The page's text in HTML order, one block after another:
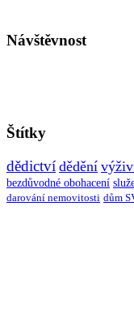
Návštěvnost
Štítky
dědictví dědění
bezdůvodné obohacení
darování nemovitosti dům